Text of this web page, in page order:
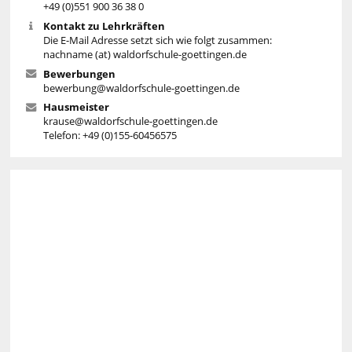
+49 (0)551 900 36 38 0
Kontakt zu Lehrkräften
Die E-Mail Adresse setzt sich wie folgt zusammen:
nachname (at) waldorfschule-goettingen.de
Bewerbungen
bewerbung@waldorfschule-goettingen.de
Hausmeister
krause@waldorfschule-goettingen.de
Telefon: +49 (0)155-60456575